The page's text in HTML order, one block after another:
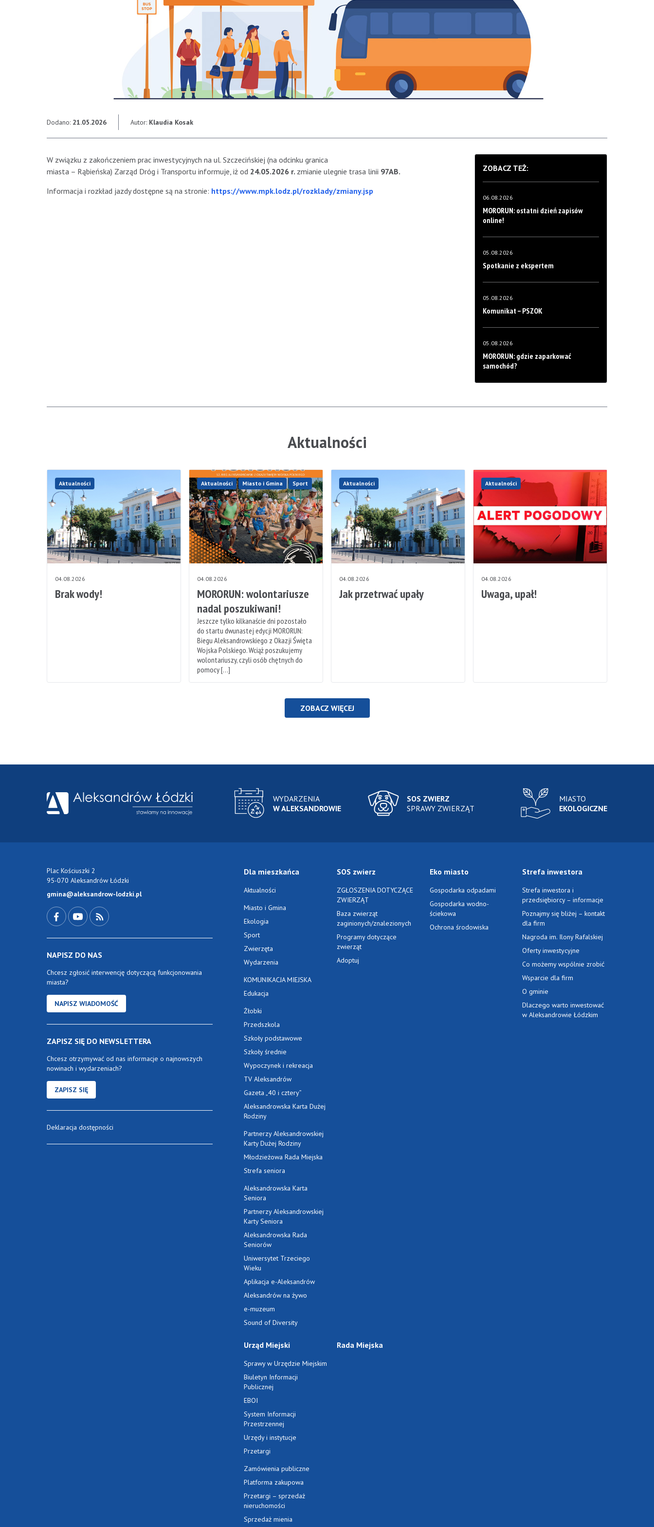
Dodano: 21.05.2026 Autor: Klaudia Kosak
W związku z zakończeniem prac inwestycyjnych na ul. Szczecińskiej (na odcinku granica
miasta – Rąbieńska) Zarząd Dróg i Transportu informuje, iż od 24.05.2026 r. zmianie ulegnie trasa linii 97AB.
Informacja i rozkład jazdy dostępne są na stronie: https://www.mpk.lodz.pl/rozklady/zmiany.jsp
ZOBACZ TEŻ:
06.08.2026
MORORUN: ostatni dzień zapisów
online!
05.08.2026
Spotkanie z ekspertem
05.08.2026
Komunikat – PSZOK
05.08.2026
MORORUN: gdzie zaparkować
samochód?
Aktualności
Aktualności
04.08.2026
Brak wody!
Aktualności Miasto i Gmina Sport
04.08.2026
MORORUN: wolontariusze
nadal poszukiwani!
Jeszcze tylko kilkanaście dni pozostało
do startu dwunastej edycji MORORUN:
Biegu Aleksandrowskiego z Okazji Święta
Wojska Polskiego. Wciąż poszukujemy
wolontariuszy, czyli osób chętnych do
pomocy […]
Aktualności
04.08.2026
Jak przetrwać upały
Aktualności
04.08.2026
Uwaga, upał!
ZOBACZ WIĘCEJ
WYDARZENIA
W ALEKSANDROWIE
SOS ZWIERZ
SPRAWY ZWIERZĄT
MIASTO
EKOLOGICZNE
Plac Kościuszki 2
95-070 Aleksandrów Łódzki
gmina@aleksandrow-lodzki.pl
NAPISZ DO NAS
Chcesz zgłosić interwencję dotyczącą funkcjonowania
miasta?
NAPISZ WIADOMOŚĆ
ZAPISZ SIĘ DO NEWSLETTERA
Chcesz otrzymywać od nas informacje o najnowszych
nowinach i wydarzeniach?
ZAPISZ SIĘ
Deklaracja dostępności
Dla mieszkańca
Aktualności
Miasto i Gmina
Ekologia
Sport
Zwierzęta
Wydarzenia
KOMUNIKACJA MIEJSKA
Edukacja
Żłobki
Przedszkola
Szkoły podstawowe
Szkoły średnie
Wypoczynek i rekreacja
TV Aleksandrów
Gazeta „40 i cztery”
Aleksandrowska Karta Dużej
Rodziny
Partnerzy Aleksandrowskiej
Karty Dużej Rodziny
Młodzieżowa Rada Miejska
Strefa seniora
Aleksandrowska Karta
Seniora
Partnerzy Aleksandrowskiej
Karty Seniora
Aleksandrowska Rada
Seniorów
Uniwersytet Trzeciego
Wieku
Aplikacja e-Aleksandrów
Aleksandrów na żywo
e-muzeum
Sound of Diversity
SOS zwierz
ZGŁOSZENIA DOTYCZĄCE
ZWIERZĄT
Baza zwierząt
zaginionych/znalezionych
Programy dotyczące
zwierząt
Adoptuj
Eko miasto
Gospodarka odpadami
Gospodarka wodno-
ściekowa
Ochrona środowiska
Strefa inwestora
Strefa inwestora i
przedsiębiorcy – informacje
Poznajmy się bliżej – kontakt
dla firm
Nagroda im. Ilony Rafalskiej
Oferty inwestycyjne
Co możemy wspólnie zrobić
Wsparcie dla firm
O gminie
Dlaczego warto inwestować
w Aleksandrowie Łódzkim
Urząd Miejski
Sprawy w Urzędzie Miejskim
Biuletyn Informacji
Publicznej
EBOI
System Informacji
Przestrzennej
Urzędy i instytucje
Przetargi
Zamówienia publiczne
Platforma zakupowa
Przetargi – sprzedaż
nieruchomości
Sprzedaż mienia
Rada Miejska